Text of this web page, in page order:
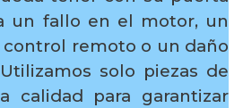
un fallo en el motor, un
remoto o un daño
solo piezas de
calidad para garantizar